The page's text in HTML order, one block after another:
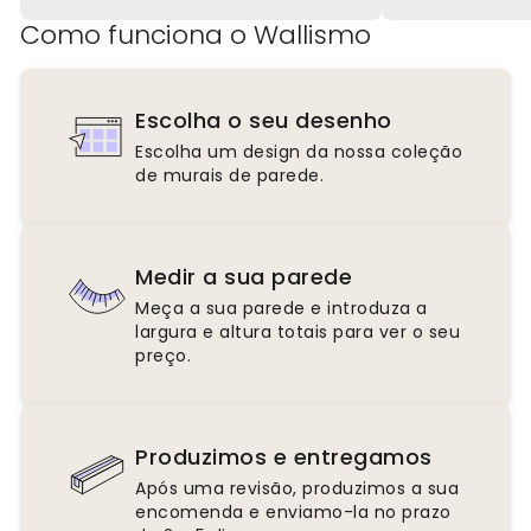
Como funciona o Wallismo
Escolha o seu desenho
Escolha um design da nossa coleção
de murais de parede.
Medir a sua parede
Meça a sua parede e introduza a
largura e altura totais para ver o seu
preço.
Produzimos e entregamos
Após uma revisão, produzimos a sua
encomenda e enviamo-la no prazo